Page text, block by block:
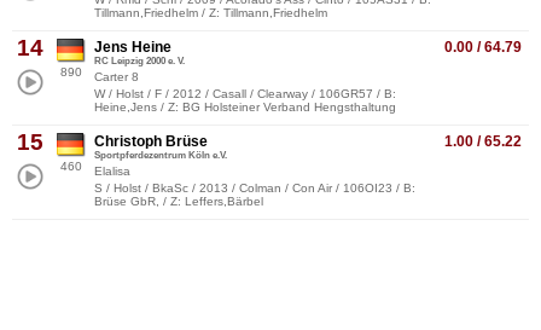
Tillmann,Friedhelm / Z: Tillmann,Friedhelm
14
890
0.00 / 64.79
Jens Heine
RC Leipzig 2000 e. V.
Carter 8
W / Holst / F / 2012 / Casall / Clearway / 106GR57 / B:
Heine,Jens / Z: BG Holsteiner Verband Hengsthaltung
15
460
1.00 / 65.22
Christoph Brüse
Sportpferdezentrum Köln e.V.
Elalisa
S / Holst / BkaSc / 2013 / Colman / Con Air / 106OI23 / B:
Brüse GbR, / Z: Leffers,Bärbel